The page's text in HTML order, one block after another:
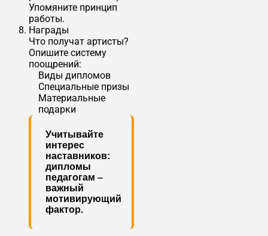
Упомяните принцип
работы.
Награды
Что получат артисты?
Опишите систему
поощрений:
Виды дипломов
Специальные призы
Материальные
подарки
Учитывайте
интерес
наставников:
дипломы
педагогам –
важный
мотивирующий
фактор.